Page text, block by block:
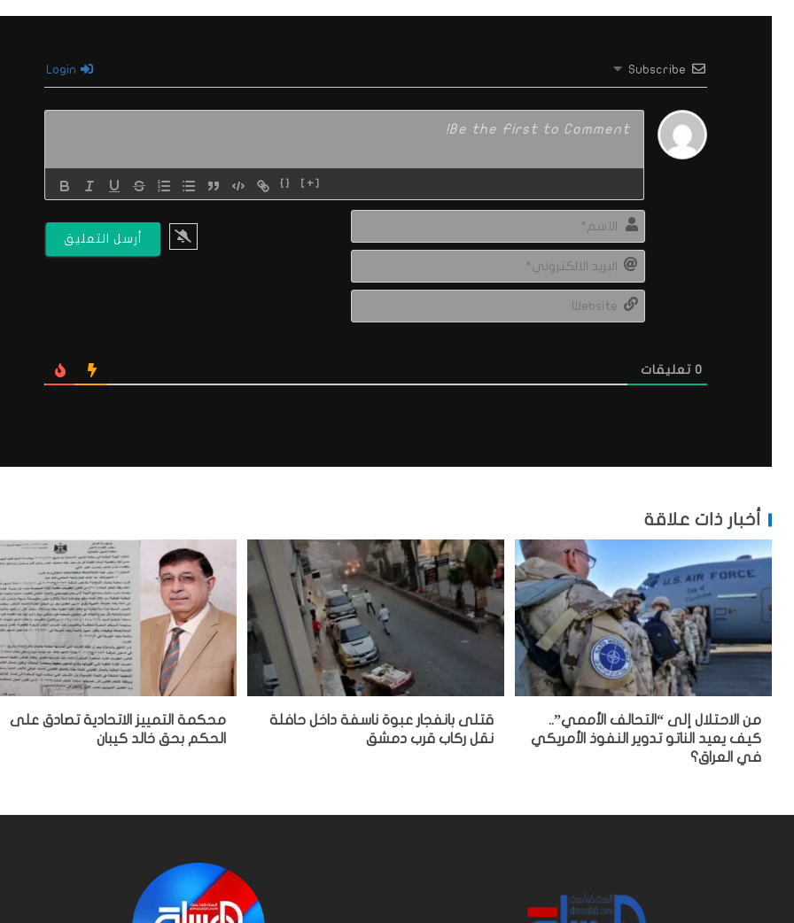
Subscribe
{} [+]
0 تعليقات
أخبار ذات علاقة
من الاحتلال إلى “التحالف الأممي”..
كيف يعيد الناتو تدوير النفوذ الأمريكي
في العراق؟
قتلى بانفجار عبوة ناسفة داخل حافلة
نقل ركاب قرب دمشق
محكمة التمييز الاتحادية تصادق على
الحكم بحق خالد كيبان